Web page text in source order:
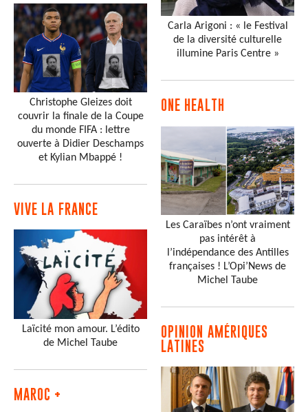
Christophe Gleizes doit
couvrir la finale de la Coupe
du monde FIFA : lettre
ouverte à Didier Deschamps
et Kylian Mbappé !
VIVE LA FRANCE
Laïcité mon amour. L’édito
de Michel Taube
MAROC +
Carla Arigoni : « le Festival
de la diversité culturelle
illumine Paris Centre »
ONE HEALTH
Les Caraïbes n’ont vraiment
pas intérêt à
l’indépendance des Antilles
françaises ! L’Opi’News de
Michel Taube
OPINION AMÉRIQUES
LATINES